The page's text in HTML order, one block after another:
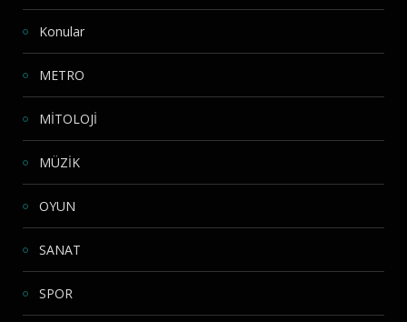
Konular
METRO
MİTOLOJİ
MÜZİK
OYUN
SANAT
SPOR